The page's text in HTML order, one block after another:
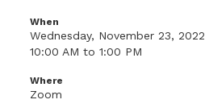
When
Wednesday, November 23, 2022
10:00 AM to 1:00 PM
Where
Zoom